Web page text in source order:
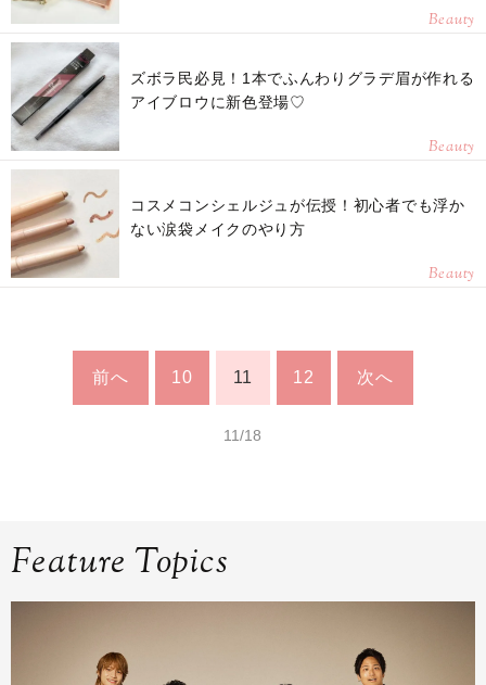
Beauty
ズボラ民必見！1本でふんわりグラデ眉が作れる
アイブロウに新色登場♡
Beauty
コスメコンシェルジュが伝授！初心者でも浮か
ない涙袋メイクのやり方
Beauty
前へ 10 11 12 次へ
11/18
Feature Topics